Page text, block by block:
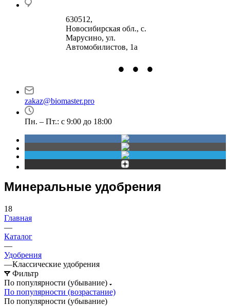
630512,
Новосибирская обл., с.
Марусино, ул.
Автомобилистов, 1а
Маршала Прошлякова,
• • •
zakaz@biomaster.pro
Пн. – Пт.: с 9:00 до 18:00
Минеральные удобрения
18
Главная
—
Каталог
—
Удобрения
—Классические удобрения
Фильтр
По популярности (убывание)
По популярности (возрастание)
По популярности (убывание)